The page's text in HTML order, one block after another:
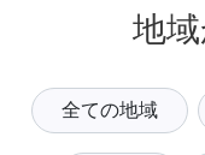
地
全ての地域